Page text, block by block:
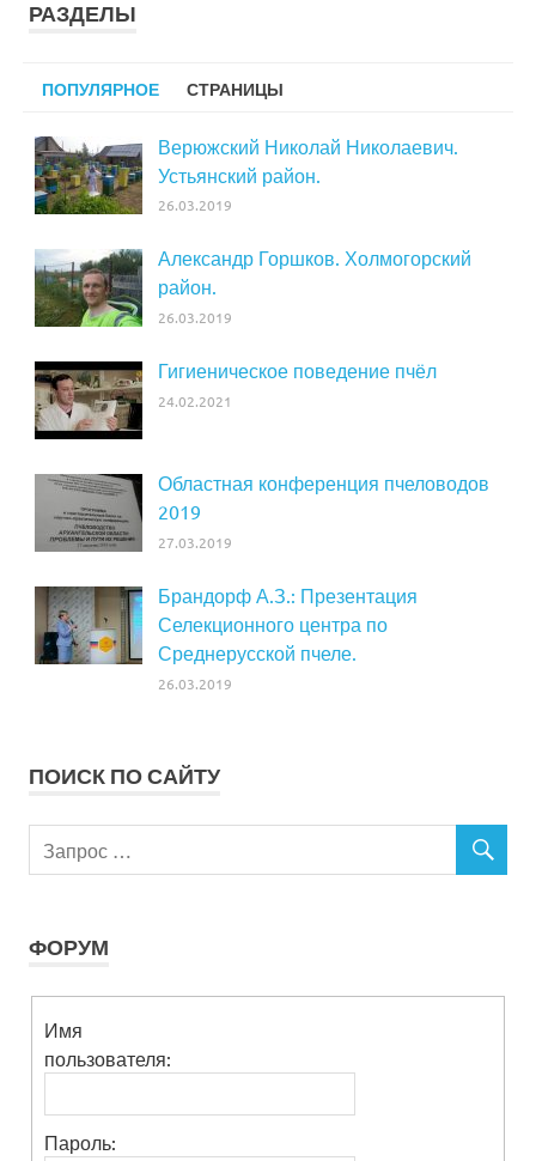
РАЗДЕЛЫ
ПОПУЛЯРНОЕ СТРАНИЦЫ
Верюжский Николай Николаевич.
Устьянский район.
26.03.2019
Александр Горшков. Холмогорский
район.
26.03.2019
Гигиеническое поведение пчёл
24.02.2021
Областная конференция пчеловодов
2019
27.03.2019
Брандорф А.З.: Презентация
Селекционного центра по
Среднерусской пчеле.
26.03.2019
ПОИСК ПО САЙТУ
ФОРУМ
Имя
пользователя:
Пароль: